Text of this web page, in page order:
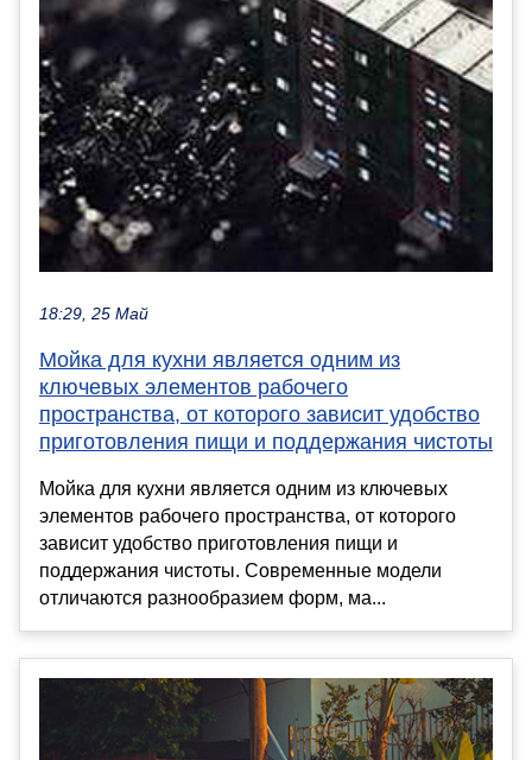
18:29, 25 Май
Мойка для кухни является одним из
ключевых элементов рабочего
пространства, от которого зависит удобство
приготовления пищи и поддержания чистоты
Мойка для кухни является одним из ключевых
элементов рабочего пространства, от которого
зависит удобство приготовления пищи и
поддержания чистоты. Современные модели
отличаются разнообразием форм, ма...